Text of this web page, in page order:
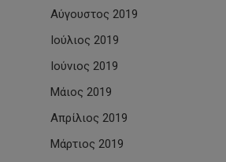
Αύγουστος 2019
Ιούλιος 2019
Ιούνιος 2019
Μάιος 2019
Απρίλιος 2019
Μάρτιος 2019